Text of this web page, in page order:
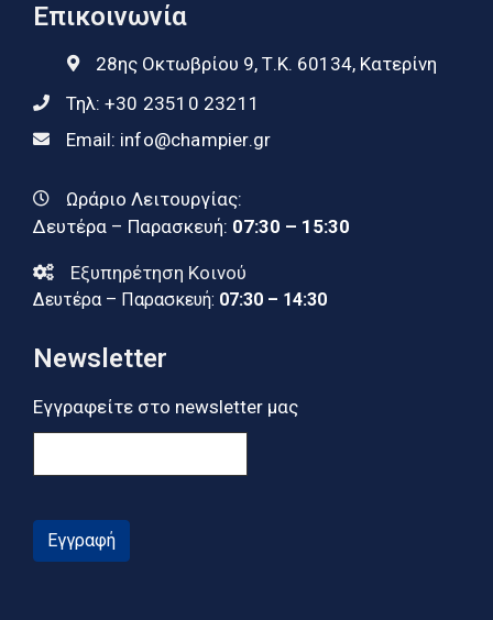
Επικοινωνία
28ης Οκτωβρίου 9, Τ.Κ. 60134, Κατερίνη
Τηλ: +30 23510 23211
Email: info@champier.gr
Ωράριο Λειτουργίας:
Δευτέρα – Παρασκευή: 07:30 – 15:30
Εξυπηρέτηση Κοινού
Δευτέρα – Παρασκευή: 07:30 – 14:30
Newsletter
Εγγραφείτε στο newsletter μας
Εγγραφή